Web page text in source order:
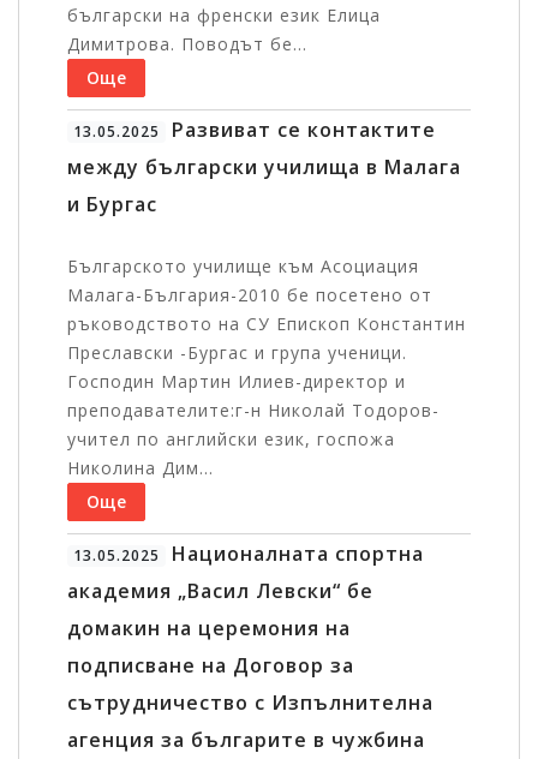
български на френски език Елица
Димитрова. Поводът бе...
Още
13.05.2025
Развиват се контактите
между български училища в Малага
и Бургас
Българското училище към Асоциация
Малага-България-2010 бе посетено от
ръководството на СУ Епископ Константин
Преславски -Бургас и група ученици.
Господин Мартин Илиев-директор и
преподавателите:г-н Николай Тодоров-
учител по английски език, госпожа
Николина Дим...
Още
13.05.2025
Националната спортна
академия „Васил Левски“ бе
домакин на церемония на
подписване на Договор за
сътрудничество с Изпълнителна
агенция за българите в чужбина